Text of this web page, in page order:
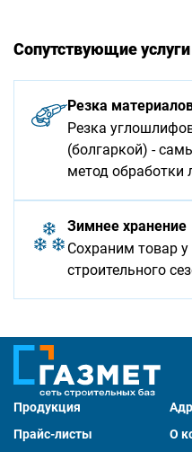
Сопутствующие услуги
Резка
Резка
(болгаркой) -
метод обработки
Зимнее хранение
Сохраним товар у
строительного
Продукция
Прайс-листы
О